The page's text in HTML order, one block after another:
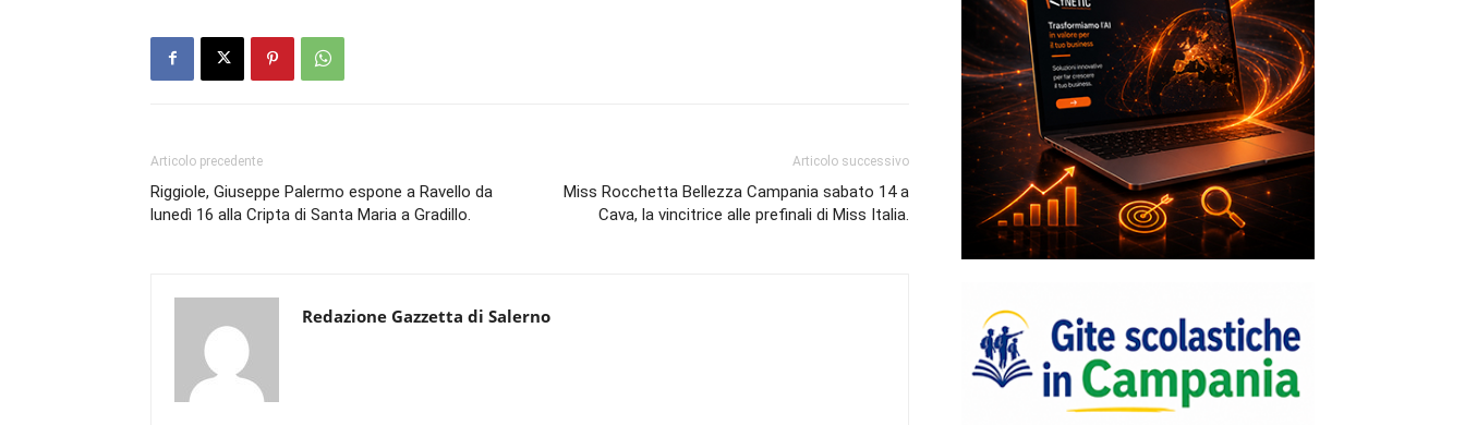
Articolo precedente
Riggiole, Giuseppe Palermo espone a Ravello da
lunedì 16 alla Cripta di Santa Maria a Gradillo.
Articolo successivo
Miss Rocchetta Bellezza Campania sabato 14 a
Cava, la vincitrice alle prefinali di Miss Italia.
Redazione Gazzetta di Salerno